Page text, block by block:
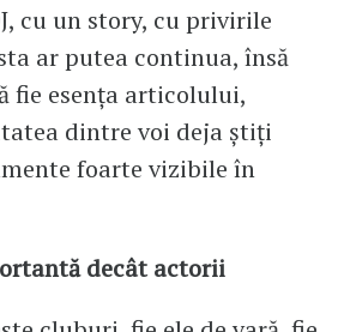
cu un story, cu privirile
ar putea continua, însă
fie esența articolului,
dintre voi deja știți
foarte vizibile în
decât actorii